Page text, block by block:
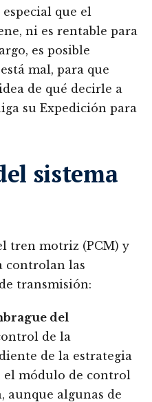
que el
ni es rentable para
es posible
mal, para que
de qué decirle a
su Expedición para
sistema
tren motriz (PCM) y
controlan las
transmisión:
del
de la
de la estrategia
módulo de control
aunque algunas de